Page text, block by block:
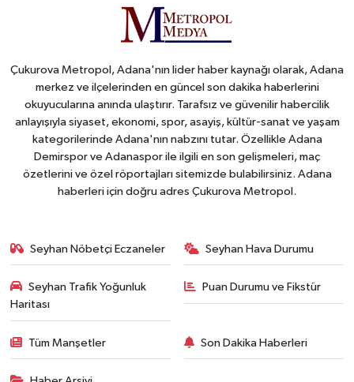
Çukurova Metropol, Adana'nın lider haber kaynağı olarak, Adana
merkez ve ilçelerinden en güncel son dakika haberlerini
okuyucularına anında ulaştırır. Tarafsız ve güvenilir habercilik
anlayışıyla siyaset, ekonomi, spor, asayiş, kültür-sanat ve yaşam
kategorilerinde Adana'nın nabzını tutar. Özellikle Adana
Demirspor ve Adanaspor ile ilgili en son gelişmeleri, maç
özetlerini ve özel röportajları sitemizde bulabilirsiniz. Adana
haberleri için doğru adres Çukurova Metropol.
Seyhan Nöbetçi Eczaneler Seyhan Hava Durumu
Seyhan Trafik Yoğunluk
Haritası
Puan Durumu ve Fikstür
Tüm Manşetler Son Dakika Haberleri